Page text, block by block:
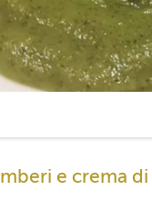
e crema